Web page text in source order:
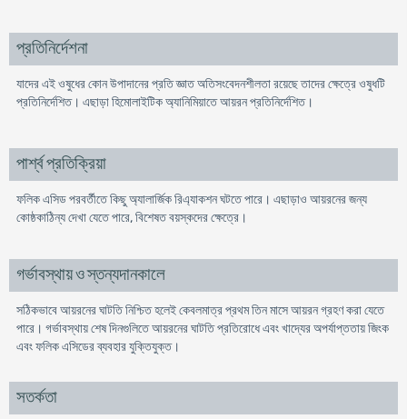
প্রতিনির্দেশনা
যাদের এই ওষুধের কোন উপাদানের প্রতি জ্ঞাত অতিসংবেদনশীলতা রয়েছে তাদের ক্ষেত্রে ওষুধটি
প্রতিনির্দেশিত। এছাড়া হিমোলাইটিক অ্যানিমিয়াতে আয়রন প্রতিনির্দেশিত।
পার্শ্ব প্রতিক্রিয়া
ফলিক এসিড পরবর্তীতে কিছু অ্যালার্জিক রিএ্যাকশন ঘটতে পারে। এছাড়াও আয়রনের জন্য
কোষ্ঠকাঠিন্য দেখা যেতে পারে, বিশেষত বয়স্কদের ক্ষেত্রে।
গর্ভাবস্থায় ও স্তন্যদানকালে
সঠিকভাবে আয়রনের ঘাটতি নিশ্চিত হলেই কেবলমাত্র প্রথম তিন মাসে আয়রন গ্রহণ করা যেতে
পারে। গর্ভাবস্থায় শেষ দিনগুলিতে আয়রনের ঘাটতি প্রতিরোধে এবং খাদ্যের অপর্যাপ্ততায় জিংক
এবং ফলিক এসিডের ব্যবহার যুক্তিযুক্ত।
সতর্কতা